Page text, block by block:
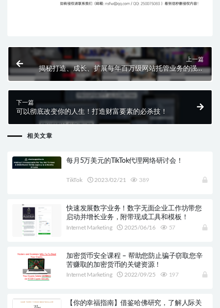
上一篇
揭秘打造、成长、扩展每年百万级网站托管业务的强大
秘诀！
下一篇
可以彻底改变你的人生！打造财富要素的必杀技！
相关文章
每月5万美元的TikTok代理网络研讨会！
TikTok 2023/02/21 389
快速发展数字业务！数字无面企业工作坊带您
启动并增长业务，附带现成工具和模板！
Internet Marketing 2025/06/16 57
加密货币安全课程 – 帮助您防止骗子窃取您辛
苦赚取的加密货币的关键资源！
Internet Marketing 2022/09/25 197
【你的幸福指南】借鉴哈佛研究，了解人际关